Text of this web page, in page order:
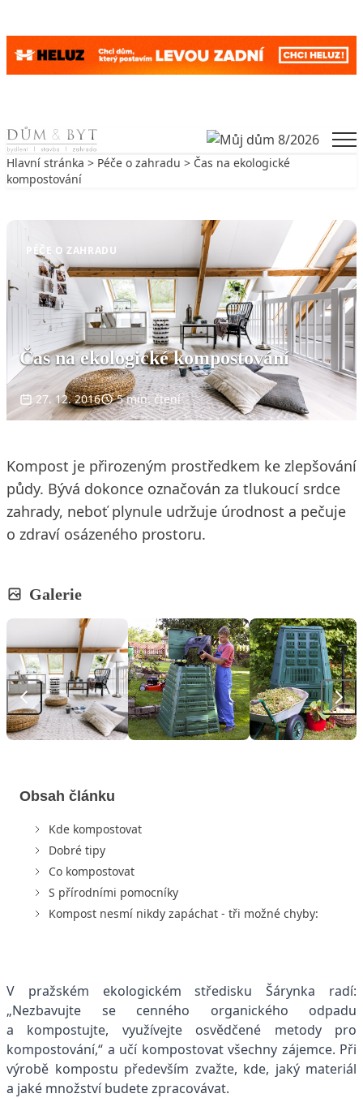
Skip to content
Hlavní stránka > Péče o zahradu > Čas na ekologické
kompostování
PÉČE O ZAHRADU
Čas na ekologické kompostování
27. 12. 2016 5 min. čtení
Kompost je přirozeným prostředkem ke zlepšování
půdy. Bývá dokonce označován za tlukoucí srdce
zahrady, neboť plynule udržuje úrodnost a pečuje
o zdraví osázeného prostoru.
Galerie
Obsah článku
Kde kompostovat
Dobré tipy
Co kompostovat
S přírodními pomocníky
Kompost nesmí nikdy zapáchat - tři možné chyby:
V pražském ekologickém středisku Šárynka radí:
„Nezbavujte se cenného organického odpadu
a kompostujte, využívejte osvědčené metody pro
kompostování,“ a učí kompostovat všechny zájemce. Při
výrobě kompostu především zvažte, kde, jaký materiál
a jaké množství budete zpracovávat.